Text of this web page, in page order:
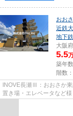
おお
近鉄
地下
大阪府
5.5
築年
階数
INOVE長瀬Ⅲ：おおさか
置き場・エレベータなど
式駐車場が併設されたマ